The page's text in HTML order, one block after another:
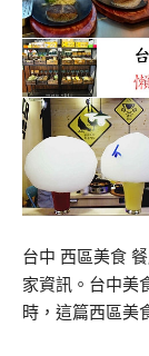
台中 西區美食
家資訊。台中美
時，這篇西區美